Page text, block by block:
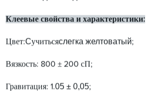
Клеевые свойства и характеристики:
Цвет:Cучитьсяслегка желтоватый;
Вязкость: 800 ± 200 сП;
Гравитация: 1.05 ± 0,05;